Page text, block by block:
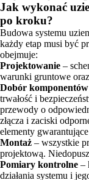
Jak wykonać
po kroku?
Budowa systemu
każdy etap musi być
obejmuje:
Projektowanie –
warunki gruntowe
Dobór komponentów
trwałość i
przewody o
złącza i zaciski
elementy
Montaż – wszystkie
projektową.
Pomiary kontrolne –
działania systemu i